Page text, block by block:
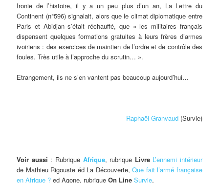
Ironie de l’histoire, il y a un peu plus d’un an, La Lettre du
Continent (n°596) signalait, alors que le climat diplomatique entre
Paris et Abidjan s’était réchauffé, que « les militaires français
dispensent quelques formations gratuites à leurs frères d’armes
ivoiriens : des exercices de maintien de l’ordre et de contrôle des
foules. Très utile à l’approche du scrutin… ».
Etrangement, ils ne s’en vantent pas beaucoup aujourd’hui…
Raphaël Granvaud(Survie)
Voir aussi : Rubrique Afrique, rubrique Livre L’ennemi intérieur
de Mathieu Rigouste éd La Découverte,Que fait l’armé française
en Afrique ? ed Agone, rubriqueOn Line Survie,